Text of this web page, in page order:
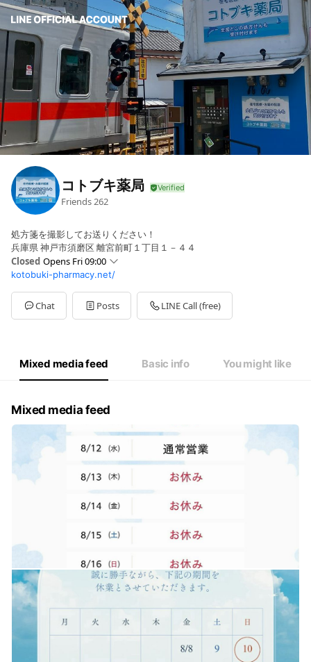
コトブキ薬局
Friends262
処方箋を撮影してお送りください！
兵庫県 神戸市須磨区 離宮前町１丁目１－４４
Closed Opens Fri 09:00
SunClosed
Mon09:00 - 19:00
Tue09:00 - 19:00
Wed09:00 - 19:00
09:00 - 13:00
kotobuki-pharmacy.net/
Chat Posts LINE Call (free)
Mixed media feed Basic info You might like
Mixed media feed